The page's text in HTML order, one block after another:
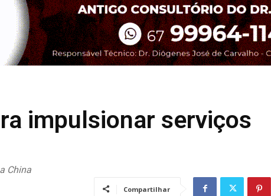
impulsionar serviços
China
Compartilhar